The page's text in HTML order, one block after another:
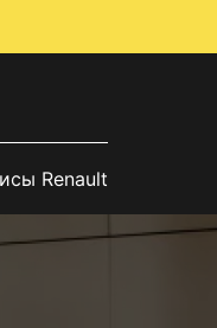
Renault